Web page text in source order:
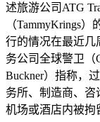
述旅游公司ATG
（TammyKrings
行的情况在最近几
务公司全球警卫（
Buckner）指称，
务所、制造商、咨
机场或酒店内被拘